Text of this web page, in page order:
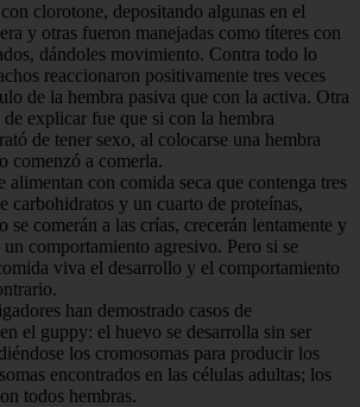
clorotone, depositando algunas en el
y otras fueron manejadas como títeres con
dándoles movimiento. Contra todo lo
reaccionaron positivamente tres veces
de la hembra pasiva que con la activa. Otra
explicar fue que si con la hembra
de tener sexo, al colocarse una hembra
comenzó a comerla.
alimentan con comida seca que contenga tres
carbohidratos y un cuarto de proteínas,
se comerán a las crías, crecerán lentamente y
un comportamiento agresivo. Pero si se
viva el desarrollo y el comportamiento
han demostrado casos de
el guppy: el huevo se desarrolla sin ser
los cromosomas para producir los
encontrados en las células adultas; los
todos hembras.